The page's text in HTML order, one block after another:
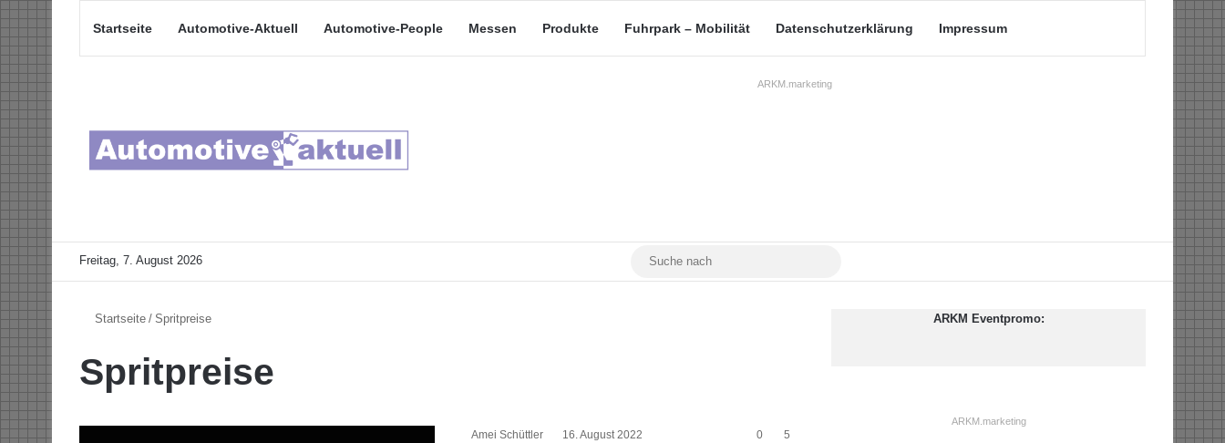
Startseite Automotive-Aktuell Automotive-People Messen Produkte Fuhrpark – Mobilität Datenschutzerklärung Impressum
ARKM.marketing
Freitag, 7. August 2026 YouTubeMastodon
Startseite / Spritpreise
Spritpreise
Amei Schüttler 16. August 2022 0 5
ARKM Eventpromo:
ARKM.marketing